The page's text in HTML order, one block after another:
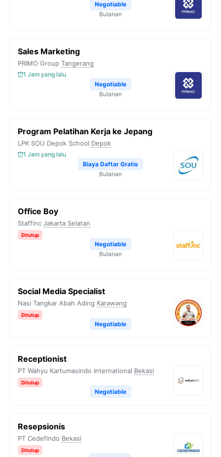
Negotiable
Bulanan
Sales Marketing
PRIMO Group Tangerang
1 Jam yang lalu
Negotiable
Bulanan
Program Pelatihan Kerja ke Jepang
LPK SOU Depok School Depok
1 Jam yang lalu
Biaya Daftar Gratis
Bulanan
Office Boy
Staffinc Jakarta Selatan
Ditutup
Negotiable
Bulanan
Social Media Specialist
Nasi Tangkar Abah Ading Karawang
Ditutup
Negotiable
Receptionist
PT Wahyu Kartumasindo International Bekasi
Ditutup
Negotiable
Resepsionis
PT Cedefindo Bekasi
Ditutup